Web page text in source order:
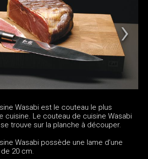
Wasabi est le couteau le plus
cuisine. Le couteau de cuisine Wasabi
trouve sur la planche à découper.
Wasabi possède une lame d’une
20 cm.